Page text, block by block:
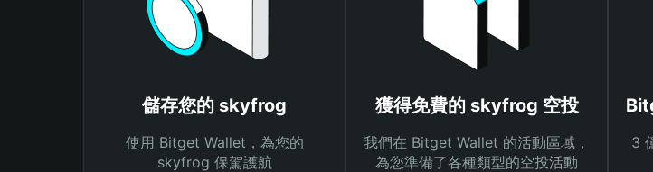
儲存您的 skyfrog
使用 Bitget Wallet，為您的
skyfrog 保駕護航
獲得免費的 skyfrog 空投
我們在 Bitget Wallet 的活動區域，
為您準備了各種類型的空投活動
3